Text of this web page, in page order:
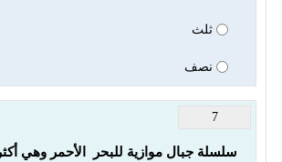
ثلث
نصف
7